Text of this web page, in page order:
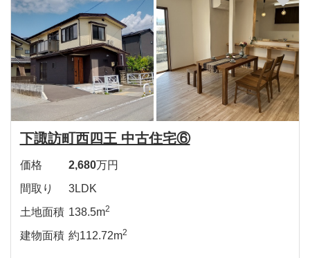
下諏訪町西四王 中古住宅⑥
価格 2,680万円
間取り
3LDK
土地面積 138.5m2
建物面積 約112.72m2